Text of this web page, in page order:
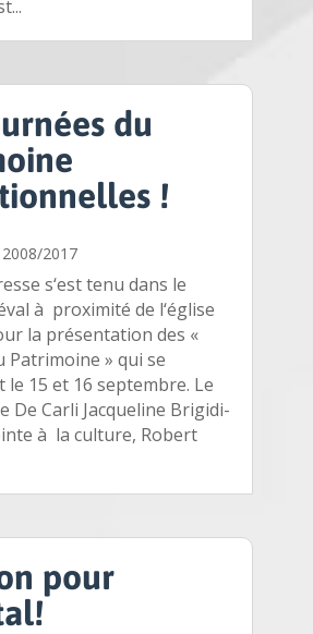
du
!
2008/2017
s‘est tenu dans le
à proximité de l‘église
la présentation des «
Patrimoine » qui se
15 et 16 septembre. Le
De Carli Jacqueline Brigidi-
à la culture, Robert
pour